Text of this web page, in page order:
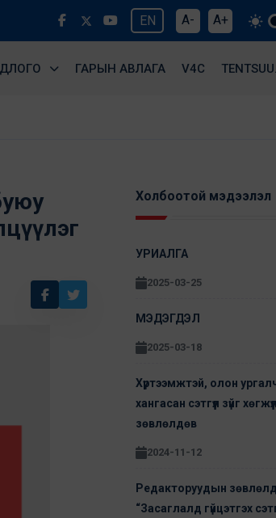
EN A- A+
ГАРЫН АВЛАГА V4С
Холбоотой мэдээлэл
УРИАЛГА
2025-03-25
МЭДЭГДЭЛ
2025-03-18
Хүртээмжтэй, олон
хангасан сэтгүүл зүйг
зөвлөлдөв
2024-11-12
Редакторуудын
“Засаглалд гүйцэтгэх